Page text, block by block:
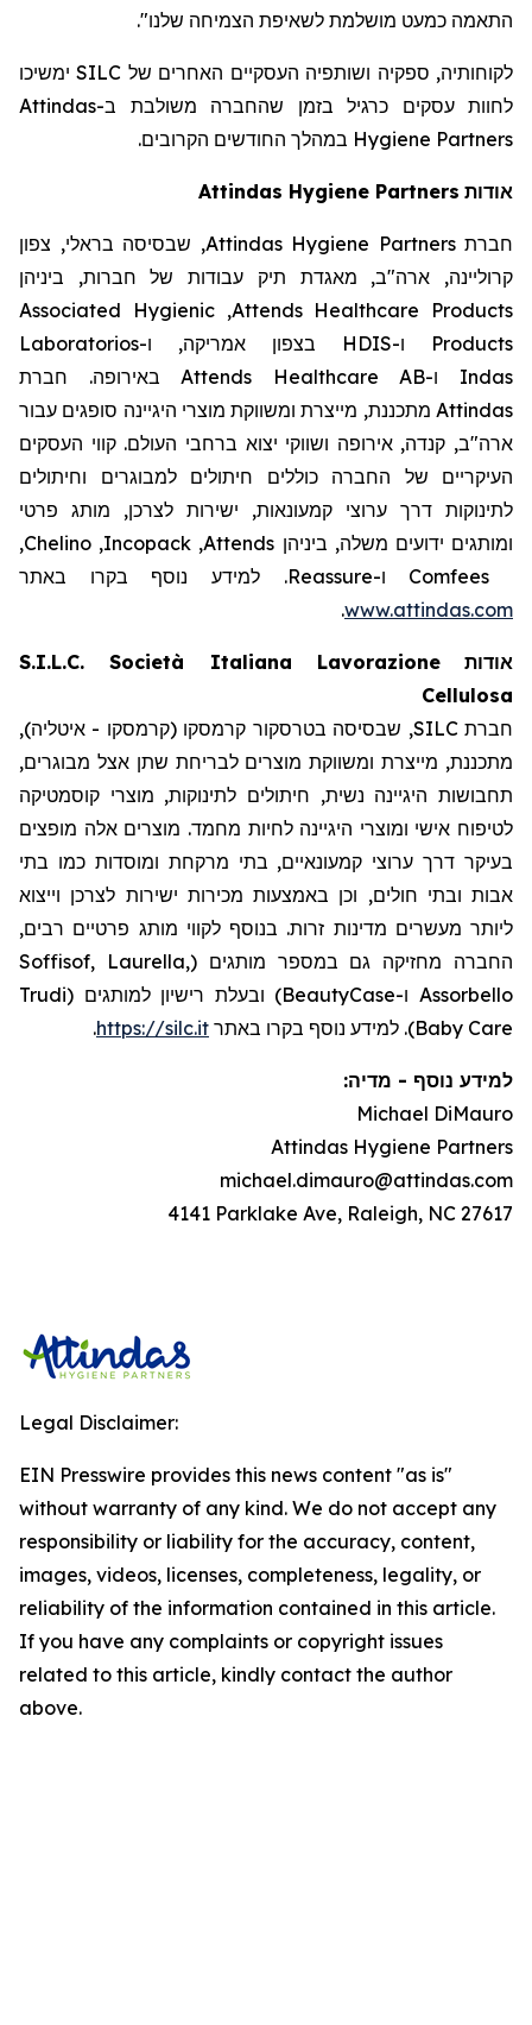
התאמה כמעט מושלמת לשאיפת הצמיחה שלנו".
לקוחותיה, ספקיה ושותפיה העסקיים האחרים של SILCימשיכו
לחוות עסקים כרגיל בזמן שהחברה משולבת ב-Attindas
Hygiene Partners במהלך החודשים הקרובים.
אודות Attindas Hygiene Partners
חברתAttindas Hygiene Partners, שבסיסה בראלי, צפון
קרוליינה, ארה"ב, מאגדת תיק עבודות של חברות, ביניהן
Attends Healthcare Products
,
Associated Hygienic
Products
ו-HDIS בצפון אמריקה, ו-Laboratorios
Indas ו-Attends Healthcare ABבאירופה. חברת
Attindas מתכננת, מייצרת ומשווקת מוצרי היגיינה סופגים עבור
ארה"ב, קנדה, אירופה ושווקי יצוא ברחבי העולם. קווי העסקים
העיקריים של החברה כוללים חיתולים למבוגרים וחיתולים
לתינוקות דרך ערוצי קמעונאות, ישירות לצרכן, מותג פרטי
ומותגים ידועים משלה, ביניהן Attends
,
Incopack
,
Chelino
,
Comfees
ו-Reassure. למידע נוסף בקרו באתר
www.attindas.com
.
אודות
S.I.L.C. Società Italiana Lavorazione
Cellulosa
חברת SILC, שבסיסה בטרסקור קרמסקו (קרמסקו - איטליה),
מתכננת, מייצרת ומשווקת מוצרים לבריחת שתן אצל מבוגרים,
תחבושות היגיינה נשית, חיתולים לתינוקות, מוצרי קוסמטיקה
לטיפוח אישי ומוצרי היגיינה לחיות מחמד. מוצרים אלה מופצים
בעיקר דרך ערוצי קמעונאיים, בתי מרקחת ומוסדות כמו בתי
אבות ובתי חולים, וכן באמצעות מכירות ישירות לצרכן וייצוא
ליותר מעשרים מדינות זרות. בנוסף לקווי מותג פרטיים רבים,
החברה מחזיקה גם במספר מותגים (Soffisof, Laurella,
Assorbello ו-BeautyCase) ובעלת רישיון למותגים (Trudi
Baby Care). למידע נוסף בקרו באתר
https://silc.it
.
למידע נוסף - מדיה:
Michael DiMauro
Attindas Hygiene Partners
michael.dimauro@attindas.com
4141 Parklake Ave, Raleigh, NC 27617
Legal Disclaimer:
EIN Presswire provides this news content "as is"
without warranty of any kind. We do not accept any
responsibility or liability for the accuracy, content,
images, videos, licenses, completeness, legality, or
reliability of the information contained in this article.
If you have any complaints or copyright issues
related to this article, kindly contact the author
above.